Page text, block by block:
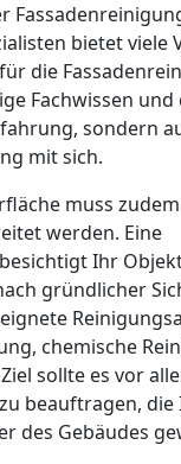
bietet viele
die
Fachwissen und
sondern
mit sich.
muss
werden. Eine
Ihr
gründlicher
chemische
sollte es vor
beauftragen, die
des Gebäudes